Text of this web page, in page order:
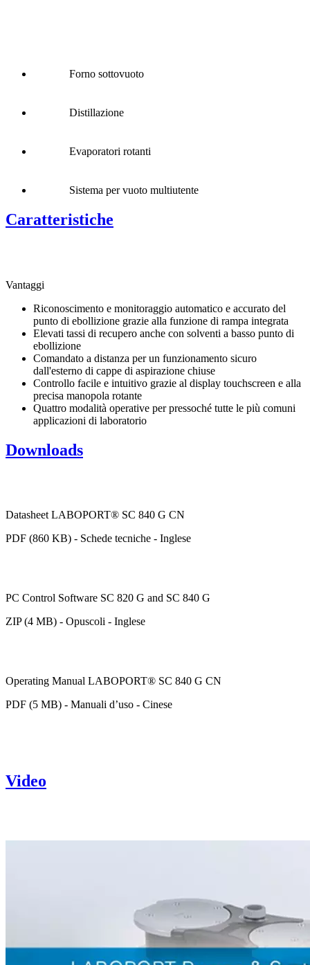
Forno sottovuoto
Distillazione
Evaporatori rotanti
Sistema per vuoto multiutente
Caratteristiche
Vantaggi
Riconoscimento e monitoraggio automatico e accurato del
punto di ebollizione grazie alla funzione di rampa integrata
Elevati tassi di recupero anche con solventi a basso punto di
ebollizione
Comandato a distanza per un funzionamento sicuro
dall'esterno di cappe di aspirazione chiuse
Controllo facile e intuitivo grazie al display touchscreen e alla
precisa manopola rotante
Quattro modalità operative per pressoché tutte le più comuni
applicazioni di laboratorio
Downloads
Datasheet LABOPORT® SC 840 G CN
PDF (860 KB) - Schede tecniche - Inglese
PC Control Software SC 820 G and SC 840 G
ZIP (4 MB) - Opuscoli - Inglese
Operating Manual LABOPORT® SC 840 G CN
PDF (5 MB) - Manuali d’uso - Cinese
Video